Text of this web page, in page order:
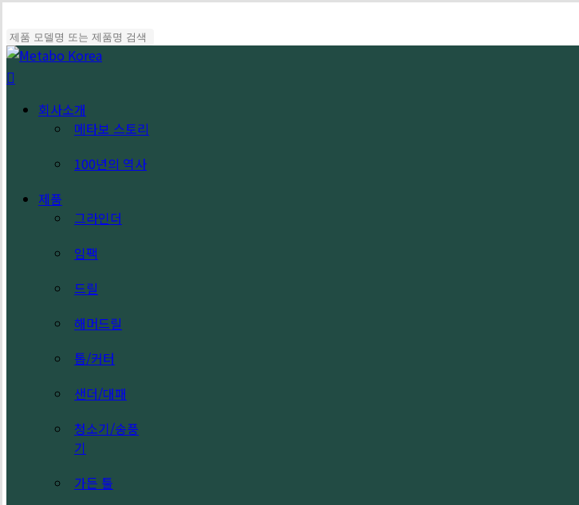
to
main
content
Close
Search
회사소개
메타보 스토리
100년의 역사
제품
그라인더
임팩
드릴
해머드릴
톱/커터
샌더/대패
청소기/송풍
기
가든 툴